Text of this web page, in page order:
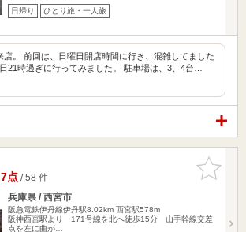
日帰り ひとり旅・一人旅
店。 前回は、日曜日開店時間に行き、混雑してました
21時過ぎに行ってみました。 駐車場は、3、4台…
お気に入
りに追加
点/ 58 件
兵庫県 / 西宮市
阪急電鉄伊丹線伊丹駅8.02km 西宮駅578m
阪神西宮駅より 171号線を北へ徒歩15分 山手幹線交差
点を左に曲が…